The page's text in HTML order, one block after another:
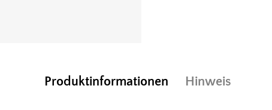
Produktinformationen Hinweis